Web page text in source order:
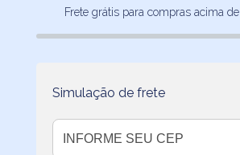
Champion"
Frete grátis para compras acima de
Simulação de frete